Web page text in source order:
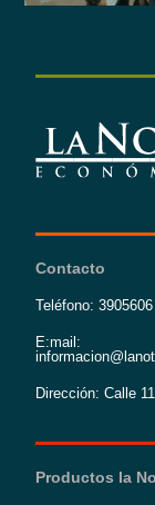
Contacto
Teléfono: 3905606
E:mail:
Dirección: Calle
Productos la